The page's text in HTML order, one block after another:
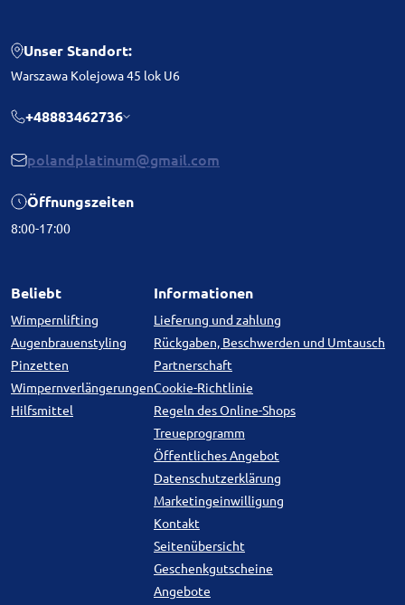
Unser Standort:
Warszawa Kolejowa 45 lok U6
+48883462736
polandplatinum@gmail.com
Öffnungszeiten
8:00-17:00
Beliebt
Wimpernlifting
Augenbrauenstyling
Pinzetten
Wimpernverlängerungen
Hilfsmittel
Informationen
Lieferung und zahlung
Rückgaben, Beschwerden und Umtausch
Partnerschaft
Cookie-Richtlinie
Regeln des Online-Shops
Treueprogramm
Öffentliches Angebot
Datenschutzerklärung
Marketingeinwilligung
Kontakt
Seitenübersicht
Geschenkgutscheine
Angebote